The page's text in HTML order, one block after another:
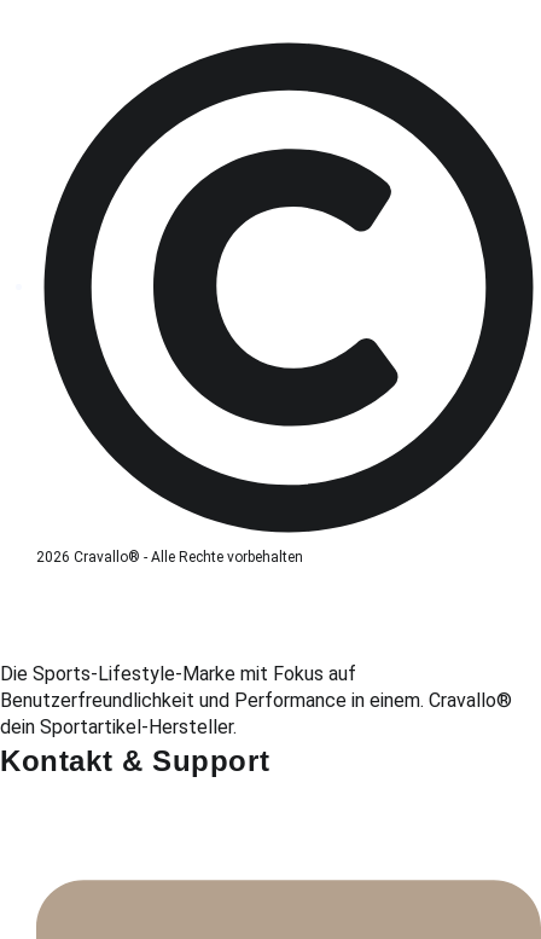
2026 Cravallo® - Alle Rechte vorbehalten
Die Sports-Lifestyle-Marke mit Fokus auf
Benutzerfreundlichkeit und Performance in einem. Cravallo®
dein Sportartikel-Hersteller.
Kontakt & Support